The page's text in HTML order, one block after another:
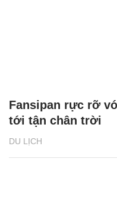
DU LỊCH
Fansipan rực rỡ
tới tận chân trời